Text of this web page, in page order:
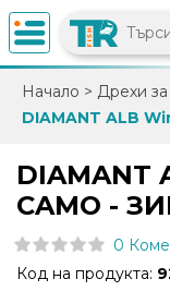
×
0882
086
Начало > Дрехи
DIAMANT ALB
DIAMANT
CAMO -
0
Код на продукта: